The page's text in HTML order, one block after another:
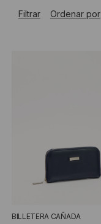
Filtrar Ordenar por
BILLETERA CAÑADA